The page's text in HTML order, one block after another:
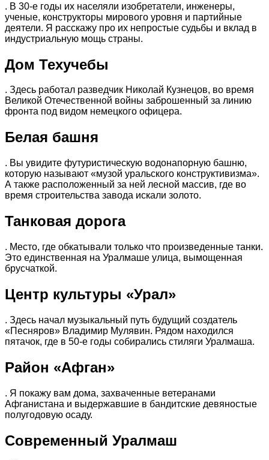
. В 30-е годы их населяли изобретатели, инженеры,
ученые, конструкторы мирового уровня и партийные
деятели. Я расскажу про их непростые судьбы и вклад в
индустриальную мощь страны.
Дом Техучебы
. Здесь работал разведчик Николай Кузнецов, во время
Великой Отечественной войны заброшенный за линию
фронта под видом немецкого офицера.
Белая башня
. Вы увидите футуристическую водонапорную башню,
которую называют «музой уральского конструктивизма».
А также расположенный за ней лесной массив, где во
время строительства завода искали золото.
Танковая дорога
. Место, где обкатывали только что произведенные танки.
Это единственная на Уралмаше улица, вымощенная
брусчаткой.
Центр культуры «Урал»
. Здесь начал музыкальный путь будущий создатель
«Песняров» Владимир Мулявин. Рядом находился
пятачок, где в 50-е годы собирались стиляги Уралмаша.
Район «Афган»
. Я покажу вам дома, захваченные ветеранами
Афганистана и выдержавшие в бандитские девяностые
полугодовую осаду.
Современный Уралмаш